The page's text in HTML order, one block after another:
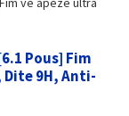
Pous] Fim
Dite 9H, Anti-